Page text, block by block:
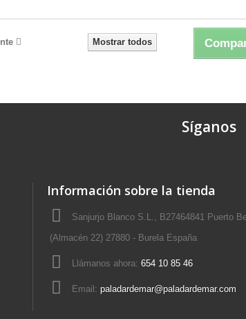
Mostrar todos
Síganos
Información sobre la tienda
Sanjurjo Blanco S.L., B27464841 Puerto
(Almacén 22) 27880 - Burela España
Llámanos ahora: 654 10 85 46
Email: paladardemar@paladardemar.com